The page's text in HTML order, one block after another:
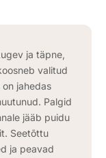
ja täpne,
valitud
jahedas
Palgid
jääb puidu
Seetõttu
ja peavad